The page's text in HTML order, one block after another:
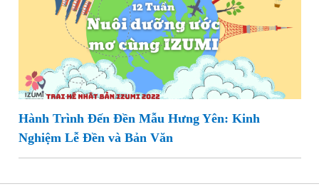
Hành Trình Đến Đền Mẫu Hưng Yên: Kinh
Nghiệm Lễ Đền và Bản Văn